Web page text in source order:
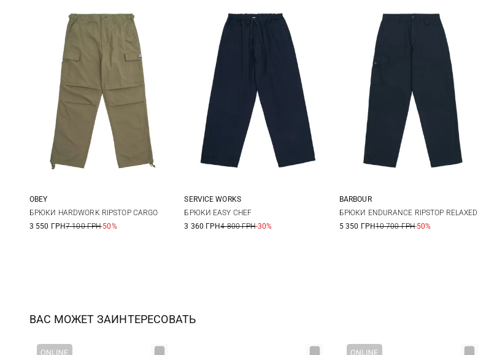
31 32 33 34
OBEY
БРЮКИ HARDWORK RIPSTOP CARGO
3 550 ГРН7 100 ГРН-50%
S M
SERVICE WORKS
БРЮКИ EASY CHEF
3 360 ГРН4 800 ГРН-30%
30 32 34 36
BARBOUR
БРЮКИ ENDURANCE RIPSTOP RELAXED
5 350 ГРН10 700 ГРН-50%
ВАС МОЖЕТ ЗАИНТЕРЕСОВАТЬ